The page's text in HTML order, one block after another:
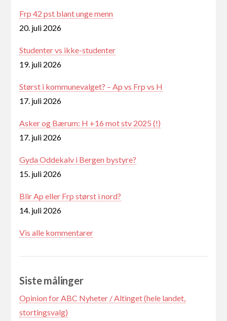
Frp 42 pst blant unge menn
20. juli 2026
Studenter vs ikke-studenter
19. juli 2026
Størst i kommunevalget? – Ap vs Frp vs H
17. juli 2026
Asker og Bærum: H +16 mot stv 2025 (!)
17. juli 2026
Gyda Oddekalv i Bergen bystyre?
15. juli 2026
Blir Ap eller Frp størst i nord?
14. juli 2026
Vis alle kommentarer
Siste målinger
Opinion for ABC Nyheter / Altinget (hele landet,
stortingsvalg)